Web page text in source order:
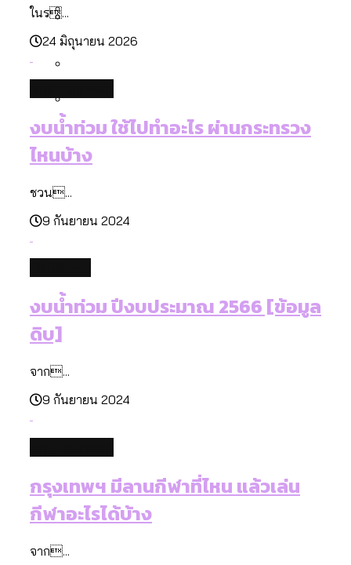
เรียนที่เราได้รับจากเลือกตั้ง กรุงเทพฯ –
พัทยา
กทม. มีอำนาจแค่ไหน ในการแก้ปัญหาให้คน
ที่อาศัยอยู่ในกรุงเทพฯ
ปีนกำแพงส่องซีรีส์จีน: จีนส่งออกภาพ
ลักษณ์แบบไหนสู่สายตาโลก
สำรวจรายได้จากการจัดเก็บภาษีใน
กรุงเทพฯ ผ่าน Bangkok Index 2025
Bangkok Index 2025 : อันดับความน่าอยู่
ของ 50 เขตในกรุงเทพฯ
กรุงเทพฯ เมืองสังคมผู้สูงอายุ [ข้อมูลดิบ]
สวนสาธารณะและพื้นที่สีเขียวใน กทม.
[ข้อมูลดิบ]
ในร...
24 มิถุนายน 2026
งบน้ำท่วม ใช้ไปทำอะไร ผ่านกระทรวง
ไหนบ้าง
ชวน...
9 กันยายน 2024
งบน้ำท่วม ปีงบประมาณ 2566 [ข้อมูล
ดิบ]
จาก...
9 กันยายน 2024
กรุงเทพฯ มีลานกีฬาที่ไหน แล้วเล่น
กีฬาอะไรได้บ้าง
จาก...